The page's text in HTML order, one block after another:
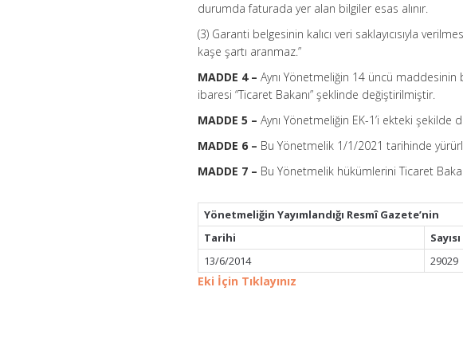
durumda faturada yer alan bilgiler esas alınır.
(3) Garanti belgesinin kalıcı veri saklayıcısıyla
kaşe şartı aranmaz.”
MADDE 4 – Aynı Yönetmeliğin 14 üncü maddesinin
ibaresi “Ticaret Bakanı” şeklinde değiştirilmiştir.
MADDE 5 – Aynı Yönetmeliğin EK-1’i ekteki şekilde
MADDE 6 – Bu Yönetmelik 1/1/2021 tarihinde
MADDE 7 – Bu Yönetmelik hükümlerini Ticaret
Yönetmeliğin Yayımlandığı Resmî Gazete’nin
Tarihi
Sayısı
13/6/2014
29029
Eki İçin Tıklayınız